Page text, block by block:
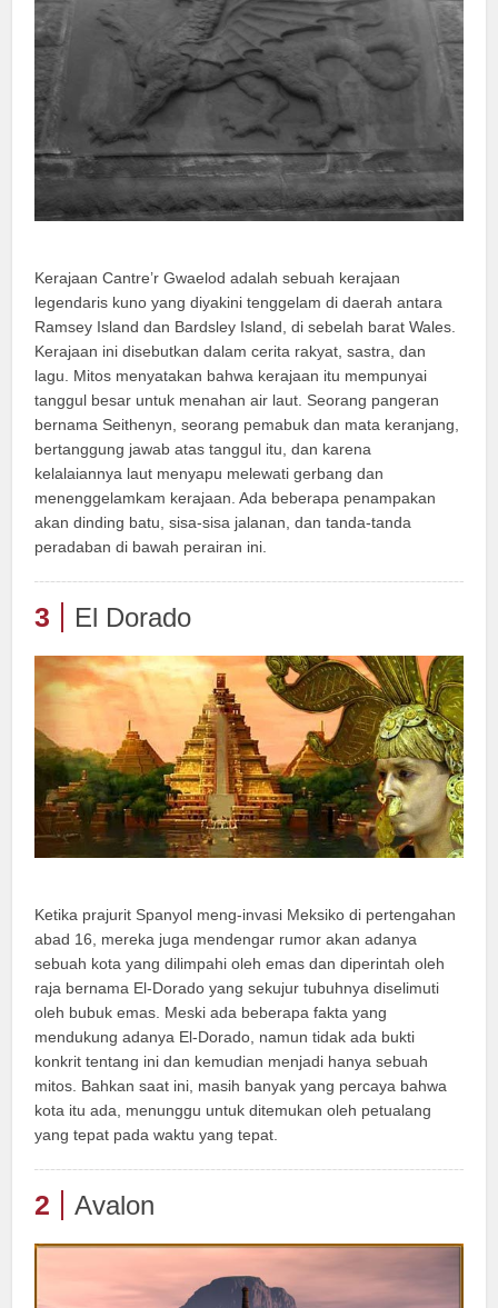
Kerajaan Cantre’r Gwaelod adalah sebuah kerajaan
legendaris kuno yang diyakini tenggelam di daerah antara
Ramsey Island dan Bardsley Island, di sebelah barat Wales.
Kerajaan ini disebutkan dalam cerita rakyat, sastra, dan
lagu. Mitos menyatakan bahwa kerajaan itu mempunyai
tanggul besar untuk menahan air laut. Seorang pangeran
bernama Seithenyn, seorang pemabuk dan mata keranjang,
bertanggung jawab atas tanggul itu, dan karena
kelalaiannya laut menyapu melewati gerbang dan
menenggelamkam kerajaan. Ada beberapa penampakan
akan dinding batu, sisa-sisa jalanan, dan tanda-tanda
peradaban di bawah perairan ini.
3 El Dorado
Ketika prajurit Spanyol meng-invasi Meksiko di pertengahan
abad 16, mereka juga mendengar rumor akan adanya
sebuah kota yang dilimpahi oleh emas dan diperintah oleh
raja bernama El-Dorado yang sekujur tubuhnya diselimuti
oleh bubuk emas. Meski ada beberapa fakta yang
mendukung adanya El-Dorado, namun tidak ada bukti
konkrit tentang ini dan kemudian menjadi hanya sebuah
mitos. Bahkan saat ini, masih banyak yang percaya bahwa
kota itu ada, menunggu untuk ditemukan oleh petualang
yang tepat pada waktu yang tepat.
2 Avalon